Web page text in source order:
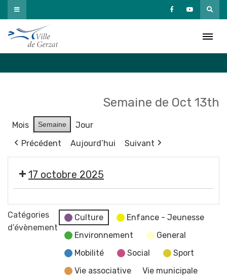
Passer
au
contenu
Semaine de Oct 13th
Mois Semaine
Jour
Précédent
Aujourd’hui Suivant
17 octobre 2025
l'Oncle
Soul
Catégories
d’évènement
Culture
Enfance - Jeunesse
Environnement
General
Mobilité
Social
Sport
Vie associative
Vie municipale